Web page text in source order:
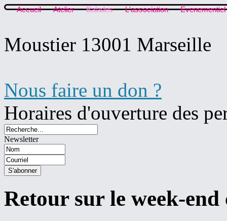
Accueil Atelier Balades L'association Evenementiel
Moustier 13001 Marseille
Nous faire un don ?
Horaires d'ouverture des
Newsletter
Retour sur le week-